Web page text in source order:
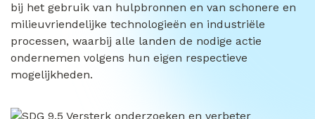
bij het gebruik van hulpbronnen en van schonere en
milieuvriendelijke technologieën en industriële
processen, waarbij alle landen de nodige actie
ondernemen volgens hun eigen respectieve
mogelijkheden.